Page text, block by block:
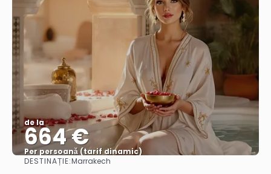
de la
664 €
Per persoană (tarif dinamic)
Vezi mai multe
DESTINAȚIE:Marrakech